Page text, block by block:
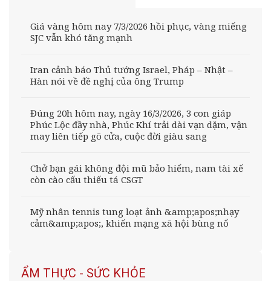
Giá vàng hôm nay 7/3/2026 hồi phục, vàng miếng
SJC vẫn khó tăng mạnh
Iran cảnh báo Thủ tướng Israel, Pháp – Nhật –
Hàn nói về đề nghị của ông Trump
Đúng 20h hôm nay, ngày 16/3/2026, 3 con giáp
Phúc Lộc đầy nhà, Phúc Khí trải dài vạn dặm, vận
may liên tiếp gõ cửa, cuộc đời giàu sang
Chở bạn gái không đội mũ bảo hiểm, nam tài xế
còn cào cấu thiếu tá CSGT
Mỹ nhân tennis tung loạt ảnh &amp;apos;nhạy
cảm&amp;apos;, khiến mạng xã hội bùng nổ
ẨM THỰC - SỨC KHỎE